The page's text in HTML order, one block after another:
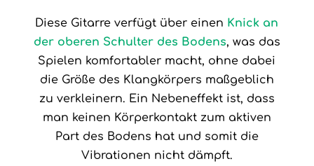
Diese Gitarre verfügt über einen Knick an
der oberen Schulter des Bodens, was das
Spielen komfortabler macht, ohne dabei
die Größe des Klangkörpers maßgeblich
zu verkleinern. Ein Nebeneffekt ist, dass
man keinen Körperkontakt zum aktiven
Part des Bodens hat und somit die
Vibrationen nicht dämpft.